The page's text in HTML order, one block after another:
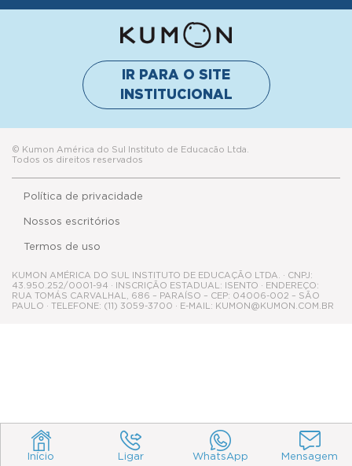
Início Ligar WhatsApp Mensagem
IR PARA O SITE
INSTITUCIONAL
© Kumon América do Sul Instituto de Educacão Ltda.
Todos os direitos reservados
Política de privacidade
Termos de uso
Nossos escritórios
KUMON AMÉRICA DO SUL INSTITUTO DE EDUCAÇÃO LTDA. · CNPJ:
43.950.252/0001-94 · INSCRIÇÃO ESTADUAL: ISENTO · ENDEREÇO:
RUA TOMÁS CARVALHAL, 686 – PARAÍSO – CEP: 04006-002 – SÃO
PAULO · TELEFONE: (11) 3059-3700 · E-MAIL: KUMON@KUMON.COM.BR